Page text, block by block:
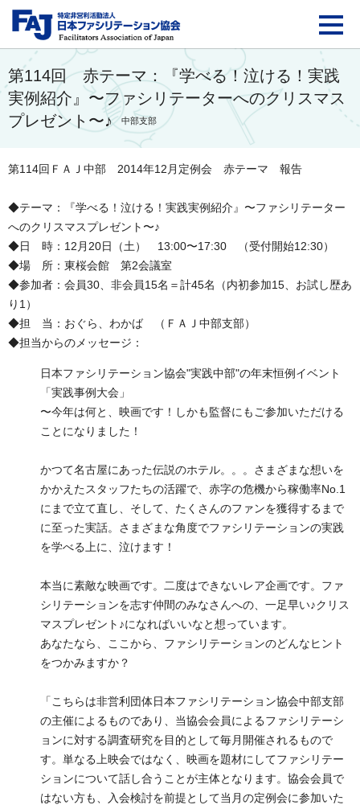
FAJ：特定非営利活動
第114回 赤テーマ：『学べる！泣ける！実践
実例紹介』〜ファシリテーターへのクリスマス
プレゼント〜♪
中部支部
第114回ＦＡＪ中部 2014年12月定例会 赤テーマ 報告
◆テーマ：『学べる！泣ける！実践実例紹介』〜ファシリテーター
へのクリスマスプレゼント〜♪
◆日 時：12月20日（土） 13:00〜17:30 （受付開始12:30）
◆場 所：東桜会館 第2会議室
◆参加者：会員30、非会員15名＝計45名（内初参加15、お試し歴あ
り1）
◆担 当：おぐら、わかば （ＦＡＪ中部支部）
◆担当からのメッセージ：
日本ファシリテーション協会"実践中部"の年末恒例イベント
「実践事例大会」
〜今年は何と、映画です！しかも監督にもご参加いただける
ことになりました！
かつて名古屋にあった伝説のホテル。。。さまざまな想いを
かかえたスタッフたちの活躍で、赤字の危機から稼働率No.1
にまで立て直し、そして、たくさんのファンを獲得するまで
に至った実話。さまざまな角度でファシリテーションの実践
を学べる上に、泣けます！
本当に素敵な映画です。二度はできないレア企画です。ファ
シリテーションを志す仲間のみなさんへの、一足早い♪クリス
マスプレゼント♪になればいいなと想っています。
あなたなら、ここから、ファシリテーションのどんなヒント
をつかみますか？
「こちらは非営利団体日本ファシリテーション協会中部支部
の主催によるものであり、当協会会員によるファシリテーシ
ョンに対する調査研究を目的として毎月開催されるもので
す。単なる上映会ではなく、映画を題材にしてファシリテー
ションについて話し合うことが主体となります。協会会員で
はない方も、入会検討を前提として当月の定例会に参加いた